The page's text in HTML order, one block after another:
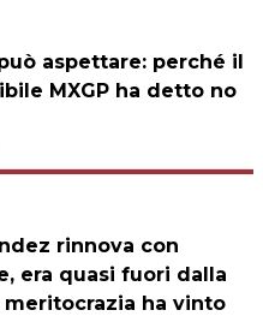
aspettare: perché il
MXGP ha detto no
rinnova con
era quasi fuori dalla
meritocrazia ha vinto